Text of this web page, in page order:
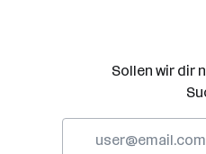
Sollen wir dir